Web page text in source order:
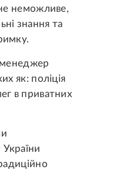
неможливе,
знання та
менеджер
як: поліція
в приватних